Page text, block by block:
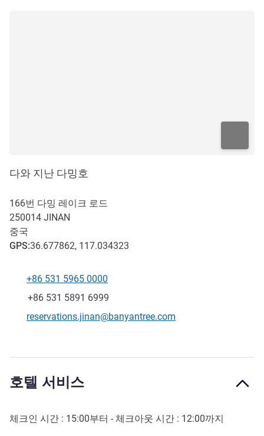
다와 지난 다밍호
166번 다밍 레이크 로드
250014 JINAN
중국
GPS:36.677862, 117.034323
전화
+86 531 5965 0000
팩스
+86 531 5891 6999
E-mail
reservations.jinan@banyantree.com
호텔 서비스
체크인 시간 : 15:00부터 - 체크아웃 시간 : 12:00까지